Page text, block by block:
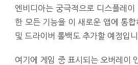
엔비디아는 궁극적으로 디스플레
한 모든 기능을 이 새로운 앱에 통
및 드라이버 롤백도 추가할 예정입니
여기에 게임 중 표시되는 오버레이